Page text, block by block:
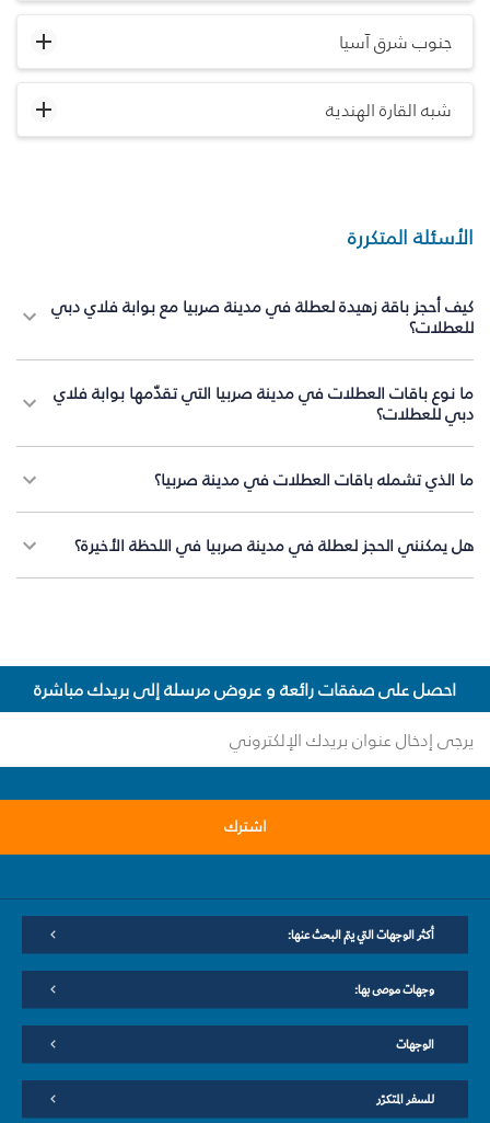
جنوب شرق آسيا
شبه القارة الهندية
الأسئلة المتكررة
كيف أحجز باقة زهيدة لعطلة في مدينة صربيا مع بوابة فلاي دبي
للعطلات؟
ما نوع باقات العطلات في مدينة صربيا التي تقدّمها بوابة فلاي
دبي للعطلات؟
ما الذي تشمله باقات العطلات في مدينة صربيا؟
هل يمكنني الحجز لعطلة في مدينة صربيا في اللحظة الأخيرة؟
احصل على صفقات رائعة و عروض مرسلة إلى بريدك مباشرة
اشترك
أكثر الوجهات التي يتم البحث عنها:
وجهات موصى بها:
الوجهات
للسفر المتكرّر